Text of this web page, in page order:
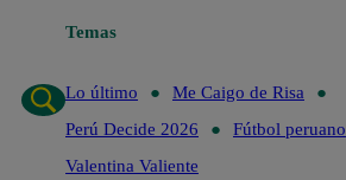
Temas
Lo último
Me Caigo de Risa
Perú Decide 2026
Fútbol peruano
Valentina Valiente